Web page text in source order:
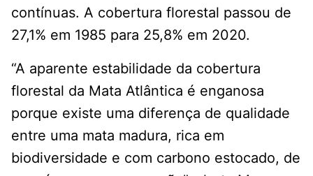
contínuas. A cobertura florestal passou de
27,1% em 1985 para 25,8% em 2020.
“A aparente estabilidade da cobertura
florestal da Mata Atlântica é enganosa
porque existe uma diferença de qualidade
entre uma mata madura, rica em
biodiversidade e com carbono estocado, de